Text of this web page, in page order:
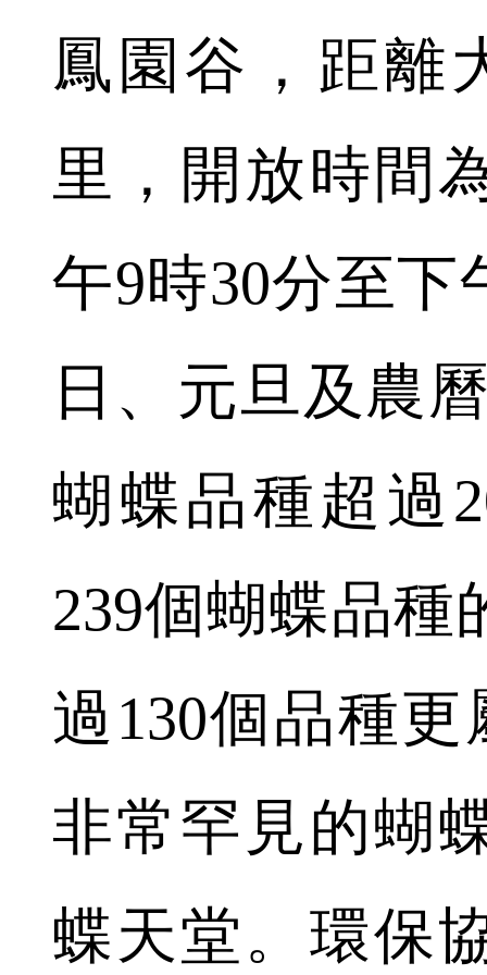
鳳園谷，距離
里，開放時間
午9時30分至下
日、元旦及農
蝴蝶品種超過
239個蝴蝶品種
過130個品種
非常罕見的蝴
蝶天堂。環保